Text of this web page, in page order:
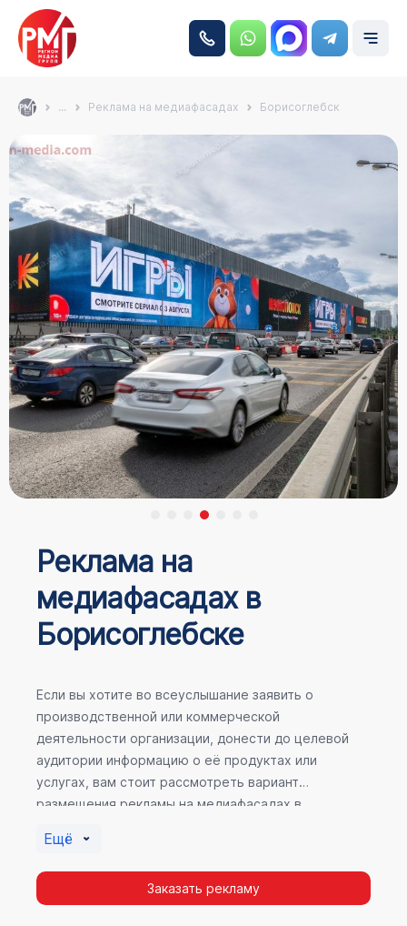
... Реклама на медиафасадах Борисоглебск
Реклама на
медиафасадах в
Борисоглебске
Если вы хотите во всеуслышание заявить о
производственной или коммерческой
деятельности организации, донести до целевой
аудитории информацию о её продуктах или
услугах, вам стоит рассмотреть вариант
размещения рекламы на медиафасадах в
специалисты ООО «Регион Медиа Групп».
Ещё
Заказать рекламу